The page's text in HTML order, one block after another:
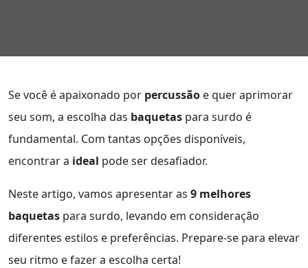
Se você é apaixonado por percussão e quer aprimorar
seu som, a escolha das baquetas para surdo é
fundamental. Com tantas opções disponíveis,
encontrar a ideal pode ser desafiador.
Neste artigo, vamos apresentar as 9 melhores
baquetas para surdo, levando em consideração
diferentes estilos e preferências. Prepare-se para elevar
seu ritmo e fazer a escolha certa!